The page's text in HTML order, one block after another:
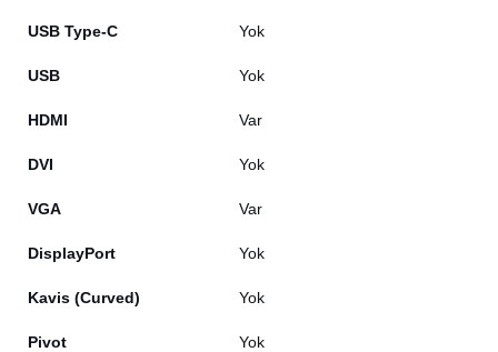
USB Type-C Yok
USB Yok
HDMI Var
DVI Yok
VGA Var
DisplayPort Yok
Kavis (Curved) Yok
Pivot Yok